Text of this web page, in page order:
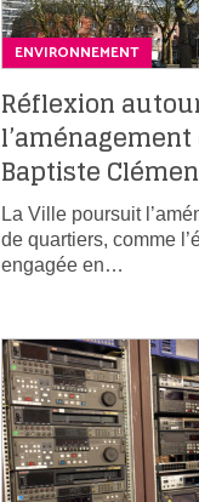
ENVIRONNEMENT
Réflexion
Baptiste
La Ville poursuit
de quartiers, comme
engagée en…